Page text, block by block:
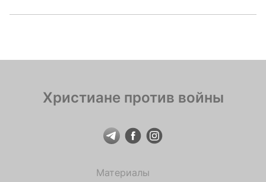
Христиане против войны
Материалы